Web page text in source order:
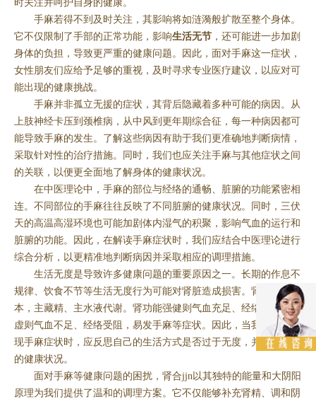
时关注并呵护自身的健康。
手麻若得不到及时关注，其影响将如涟漪般扩散至整个身体。
它不仅限制了手部的正常功能，影响生活无节 ，还可能进一步加剧
身体的负担，导致更严重的健康问题。因此，面对手麻这一症状，
女性朋友们应给予足够的重视，及时寻求专业医疗建议，以应对可
能出现的健康挑战。
手麻并非孤立无援的症状，其背后隐藏着多种可能的病因。从
上肢神经卡压到颈椎病，从中风到更年期综合征，每一种病因都可
能导致手麻的发生。了解这些病因有助于我们更准确地判断病情，
采取针对性的治疗措施。同时，我们也应关注手麻与其他症状之间
的关联，以便更全面地了解身体的健康状况。
在中医理论中，手麻的部位与经络的通畅、脏腑的功能紧密相
连。不同部位的手麻往往反映了不同脏腑的健康状况。同时，三伏
天的高温高湿环境也可能加剧体内湿气的积聚，影响气血的运行和
脏腑的功能。因此，在解读手麻症状时，我们应结合中医理论进行
综合分析，以更精准地判断病因并采取相应的调理措施。
生活无度是导致许多健康问题的重要原因之一。长期的作息不
规律、饮食不节等生活无度行为可能对肾脏造成损害。肾为先天之
本，主藏精、主水液代谢。肾功能强健则气血充足、经络畅通；肾
虚则气血不足、经络受阻，易发手麻等症状。因此，当我们频繁出
现手麻症状时，应反思自己的生活方式是否过于无度，并关注肾脏
的健康状况。
面对手麻等健康问题的困扰，肾合jjn以其独特的能量和大阴阳
原理为我们提供了温和的调理方案。它不仅能够补充肾精、调和阴